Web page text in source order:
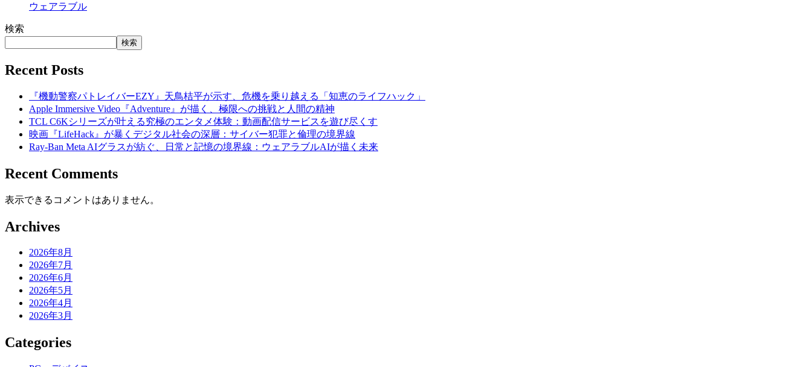
ウェアラブル
検索
検索
Recent Posts
『機動警察パトレイバーEZY』天鳥桔平が示す、危機を乗り越える「知恵のライフハック」
Apple Immersive Video『Adventure』が描く、極限への挑戦と人間の精神
TCL C6Kシリーズが叶える究極のエンタメ体験：動画配信サービスを遊び尽くす
映画『LifeHack』が暴くデジタル社会の深層：サイバー犯罪と倫理の境界線
Ray-Ban Meta AIグラスが紡ぐ、日常と記憶の境界線：ウェアラブルAIが描く未来
Recent Comments
表示できるコメントはありません。
Archives
2026年8月
2026年7月
2026年6月
2026年5月
2026年4月
2026年3月
Categories